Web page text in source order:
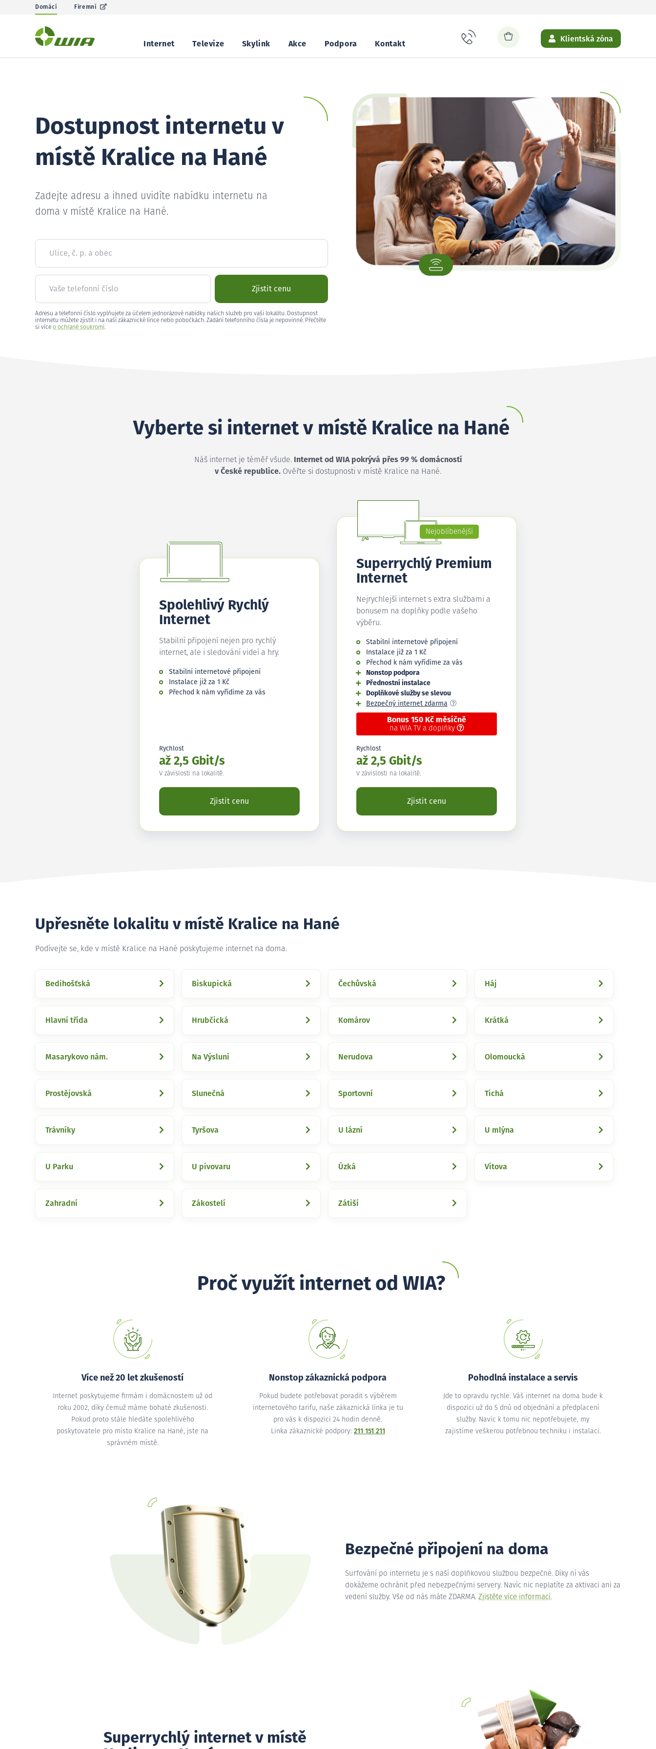
Domácí Firemní
Internet Televize Skylink Akce Podpora Kontakt
Klientská zóna
Dostupnost internetu v
místě Kralice na Hané
Zadejte adresu a ihned uvidíte nabídku internetu na
doma v místě Kralice na Hané.
Ulice, č. p. a obec
Vaše telefonní číslo Zjistit cenu
Adresu a telefonní číslo vyplňujete za účelem jednorázové nabídky našich služeb pro vaši lokalitu. Dostupnost
internetu můžete zjistit i na naší zákaznické lince nebo pobočkách. Zadání telefonního čísla je nepovinné. Přečtěte
si více o ochraně soukromí.
Vyberte si internet v místě Kralice na Hané
Náš internet je téměř všude.
Internet od WIA pokrývá přes 99 % domácností
v České republice. Ověřte si dostupnosti v místě Kralice na Hané.
Spolehlivý Rychlý
Internet
Stabilní připojení nejen pro rychlý
internet, ale i sledování videí a hry.
Stabilní internetové připojení
Instalace již za 1 Kč
Přechod k nám vyřídíme za vás
Rychlost
až 2,5 Gbit/s
V závislosti na lokalitě.
Zjistit cenu
Nejoblíbenější
Superrychlý Premium
Internet
Nejrychlejší internet s extra službami a
bonusem na doplňky podle vašeho
výběru.
Stabilní internetové připojení
Instalace již za 1 Kč
Přechod k nám vyřídíme za vás
Nonstop podpora
Přednostní instalace
Doplňkové služby se slevou
Bezpečný internet zdarma
Bonus 150 Kč měsíčně
na WIA TV a doplňky
Rychlost
až 2,5 Gbit/s
V závislosti na lokalitě.
Zjistit cenu
Upřesněte lokalitu v místě Kralice na Hané
Podívejte se, kde v místě Kralice na Hané poskytujeme internet na doma.
Bedihošťská Biskupická Čechůvská Háj
Hlavní třída Hrubčická Komárov Krátká
Masarykovo nám. Na Výsluní Nerudova Olomoucká
Prostějovská Slunečná Sportovní Tichá
Trávníky Tyršova U lázní U mlýna
U Parku U pivovaru Úzká Vítova
Zahradní Zákostelí Zátiší
Proč využít internet od WIA?
Více než 20 let zkušeností
Internet poskytujeme firmám i domácnostem už od
roku 2002, díky čemuž máme bohaté zkušenosti.
Pokud proto stále hledáte spolehlivého
poskytovatele pro místo Kralice na Hané, jste na
správném místě.
Nonstop zákaznická podpora
Pokud budete potřebovat poradit s výběrem
internetového tarifu, naše zákaznická linka je tu
pro vás k dispozici 24 hodin denně.
Linka zákaznické podpory: 211 151 211
Pohodlná instalace a servis
Jde to opravdu rychle. Váš internet na doma bude k
dispozici už do 5 dnů od objednání a předplacení
služby. Navíc k tomu nic nepotřebujete, my
zajistíme veškerou potřebnou techniku i instalaci.
Bezpečné připojení na doma
Surfování po internetu je s naší doplňkovou službou bezpečné. Díky ní vás
dokážeme ochránit před nebezpečnými servery. Navíc nic neplatíte za aktivaci ani za
vedení služby. Vše od nás máte ZDARMA. Zjistěte více informací.
Superrychlý internet v místě